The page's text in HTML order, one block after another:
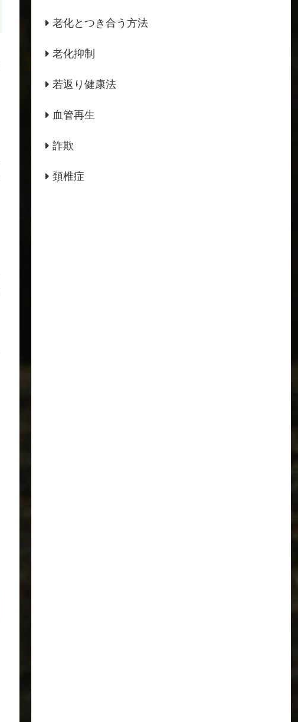
老化とつき合う方法
老化抑制
若返り健康法
血管再生
詐欺
頚椎症